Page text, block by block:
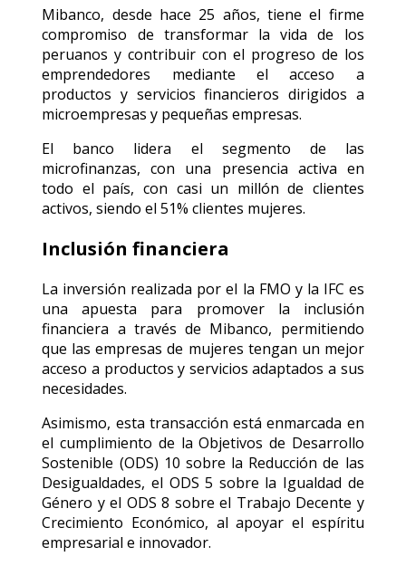
Mibanco, desde hace 25 años, tiene el firme
compromiso de transformar la vida de los
peruanos y contribuir con el progreso de los
emprendedores mediante el acceso a
productos y servicios financieros dirigidos a
microempresas y pequeñas empresas.
El banco lidera el segmento de las
microfinanzas, con una presencia activa en
todo el país, con casi un millón de clientes
activos, siendo el 51% clientes mujeres.
Inclusión financiera
La inversión realizada por el la FMO y la IFC es
una apuesta para promover la inclusión
financiera a través de Mibanco, permitiendo
que las empresas de mujeres tengan un mejor
acceso a productos y servicios adaptados a sus
necesidades.
Asimismo, esta transacción está enmarcada en
el cumplimiento de la Objetivos de Desarrollo
Sostenible (ODS) 10 sobre la Reducción de las
Desigualdades, el ODS 5 sobre la Igualdad de
Género y el ODS 8 sobre el Trabajo Decente y
Crecimiento Económico, al apoyar el espíritu
empresarial e innovador.